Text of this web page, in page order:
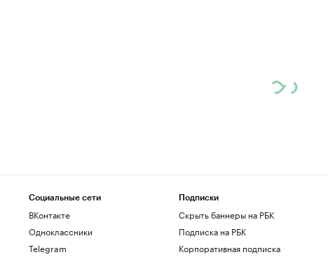
Социальные сети
ВКонтакте
Одноклассники
Telegram
Подписки
Скрыть баннеры на РБК
Подписка на РБК
Корпоративная подписка